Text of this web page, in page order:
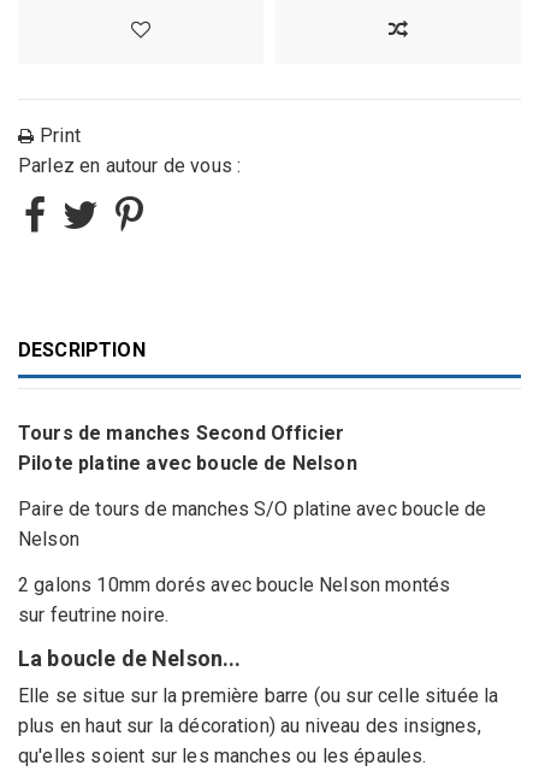
Print
Parlez en autour de vous :
DESCRIPTION
Tours de manches Second Officier
Pilote platine avec boucle de Nelson
Paire de tours de manches S/O platine avec boucle de
Nelson
2 galons 10mm dorés avec boucle Nelson montés
sur feutrine noire.
La boucle de Nelson...
Elle se situe sur la première barre (ou sur celle située la
plus en haut sur la décoration) au niveau des insignes,
qu'elles soient sur les manches ou les épaules.